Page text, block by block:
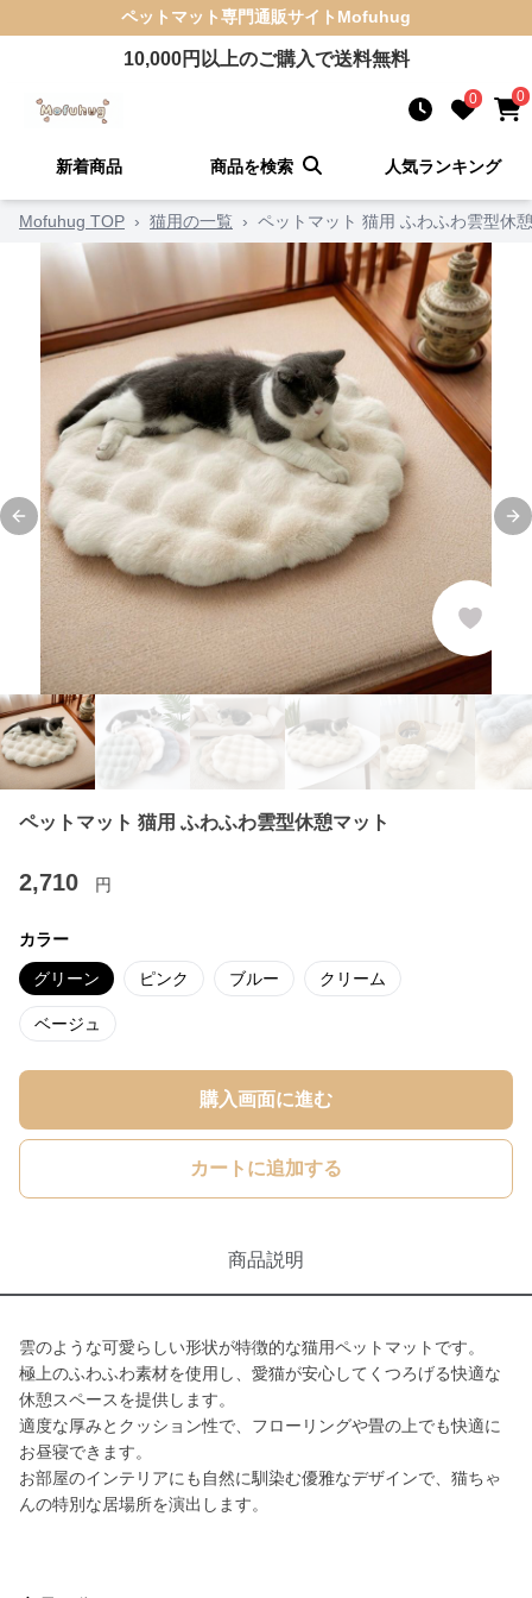
ペットマット専門通販サイト Mofuhug
10,000円以上のご購入で送料無料
0 0
新着商品 商品を検索 人気ランキング
Mofuhug TOP › 猫用の一覧 › ペットマット 猫用 ふわふわ雲型休
Previous slide
ペットマット 猫用 ふわふわ雲型休憩マット
2,710 円
カラー
グリーン ピンク ブルー クリーム
ベージュ
購入画面に進む
カートに追加する
商品説明
雲のような可愛らしい形状が特徴的な猫用ペットマットです。
極上のふわふわ素材を使用し、愛猫が安心してくつろげる快適な
休憩スペースを提供します。
適度な厚みとクッション性で、フローリングや畳の上でも快適に
お昼寝できます。
お部屋のインテリアにも自然に馴染む優雅なデザインで、猫ちゃ
んの特別な居場所を演出します。